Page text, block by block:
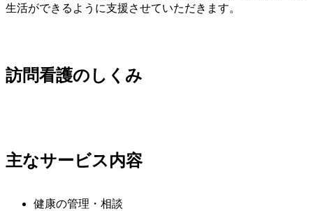
生活ができるように支援させていただきます。
訪問看護のしくみ
主なサービス内容
健康の管理・相談